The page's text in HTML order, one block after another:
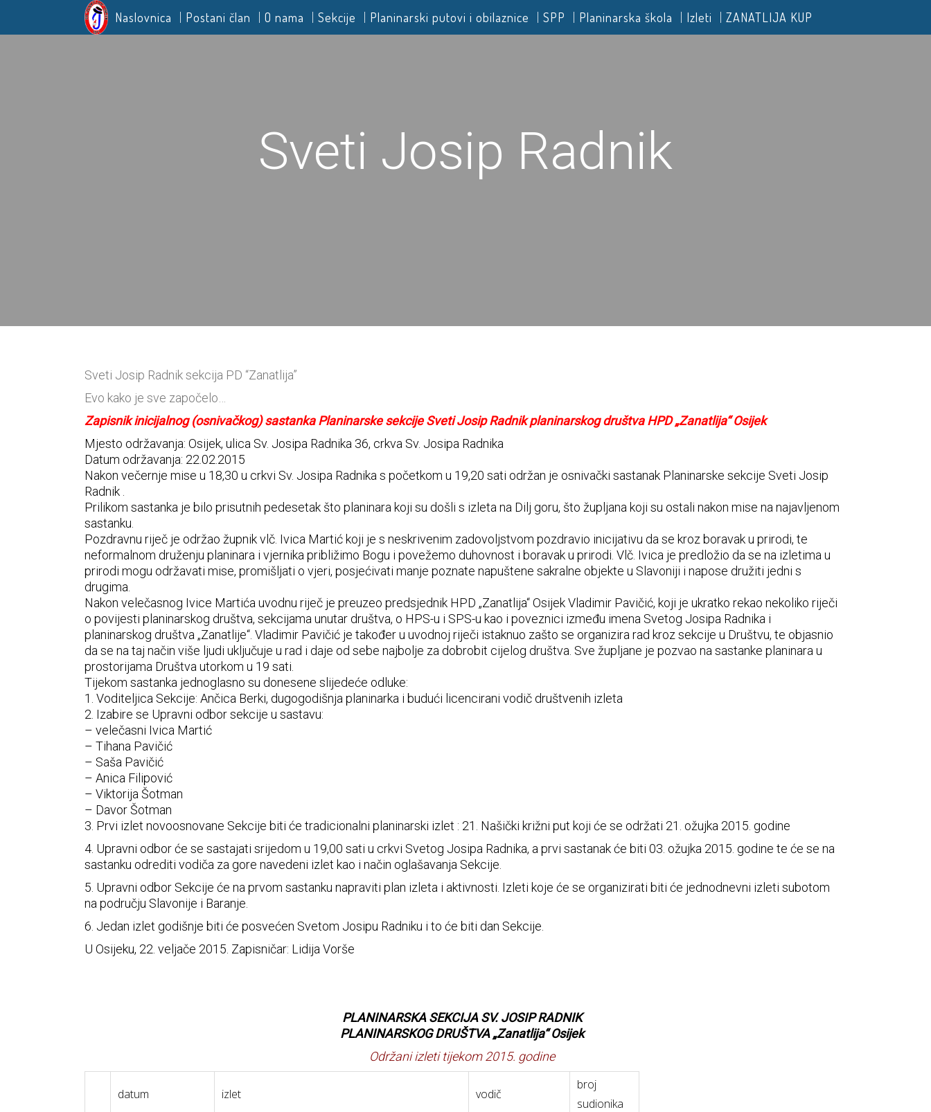
Naslovnica Postani član O nama Sekcije Planinarski putovi i obilaznice SPP Planinarska škola Izleti ZANATLIJA KUP
Sveti Josip Radnik
Sveti Josip Radnik sekcija PD “Zanatlija”
Evo kako je sve započelo…
Zapisnik inicijalnog (osnivačkog) sastanka Planinarske sekcije Sveti Josip Radnik planinarskog društva HPD „Zanatlija“ Osijek
Mjesto održavanja: Osijek, ulica Sv. Josipa Radnika 36, crkva Sv. Josipa Radnika
Datum održavanja: 22.02.2015
Nakon večernje mise u 18,30 u crkvi Sv. Josipa Radnika s početkom u 19,20 sati održan je osnivački sastanak Planinarske sekcije Sveti Josip
Radnik .
Prilikom sastanka je bilo prisutnih pedesetak što planinara koji su došli s izleta na Dilj goru, što župljana koji su ostali nakon mise na najavljenom
sastanku.
Pozdravnu riječ je održao župnik vlč. Ivica Martić koji je s neskrivenim zadovoljstvom pozdravio inicijativu da se kroz boravak u prirodi, te
neformalnom druženju planinara i vjernika približimo Bogu i povežemo duhovnost i boravak u prirodi. Vlč. Ivica je predložio da se na izletima u
prirodi mogu održavati mise, promišljati o vjeri, posjećivati manje poznate napuštene sakralne objekte u Slavoniji i napose družiti jedni s
drugima.
Nakon velečasnog Ivice Martića uvodnu riječ je preuzeo predsjednik HPD „Zanatlija“ Osijek Vladimir Pavičić, koji je ukratko rekao nekoliko riječi
o povijesti planinarskog društva, sekcijama unutar društva, o HPS-u i SPS-u kao i poveznici između imena Svetog Josipa Radnika i
planinarskog društva „Zanatlije“. Vladimir Pavičić je također u uvodnoj riječi istaknuo zašto se organizira rad kroz sekcije u Društvu, te objasnio
da se na taj način više ljudi uključuje u rad i daje od sebe najbolje za dobrobit cijelog društva. Sve župljane je pozvao na sastanke planinara u
prostorijama Društva utorkom u 19 sati.
Tijekom sastanka jednoglasno su donesene slijedeće odluke:
1. Voditeljica Sekcije: Ančica Berki, dugogodišnja planinarka i budući licencirani vodič društvenih izleta
2. Izabire se Upravni odbor sekcije u sastavu:
– velečasni Ivica Martić
– Tihana Pavičić
– Saša Pavičić
– Anica Filipović
– Viktorija Šotman
– Davor Šotman
3. Prvi izlet novoosnovane Sekcije biti će tradicionalni planinarski izlet : 21. Našički križni put koji će se održati 21. ožujka 2015. godine
4. Upravni odbor će se sastajati srijedom u 19,00 sati u crkvi Svetog Josipa Radnika, a prvi sastanak će biti 03. ožujka 2015. godine te će se na
sastanku odrediti vodiča za gore navedeni izlet kao i način oglašavanja Sekcije.
5. Upravni odbor Sekcije će na prvom sastanku napraviti plan izleta i aktivnosti. Izleti koje će se organizirati biti će jednodnevni izleti subotom
na području Slavonije i Baranje.
6. Jedan izlet godišnje biti će posvećen Svetom Josipu Radniku i to će biti dan Sekcije.
U Osijeku, 22. veljače 2015. Zapisničar: Lidija Vorše
PLANINARSKA SEKCIJA SV. JOSIP RADNIK
PLANINARSKOG DRUŠTVA „Zanatlija“ Osijek
Održani izleti tijekom 2015. godine
datum izlet vodič
broj
sudionika